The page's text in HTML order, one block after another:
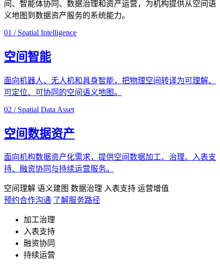
间、智能体协同、数据治理和资产运营，为机构提供从空间语
义地图到数据资产服务的系统能力。
01 / Spatial Intelligence
空间智能
面向机器人、无人机和具身智能，把物理空间转译为可理解、
可定位、可协同的空间语义地图。
02 / Spatial Data Asset
空间数据资产
面向机构数据资产化需求，提供空间数据加工、治理、入表支
持、融资协同与持续运营服务。
空间理解 语义建图 数据治理 入表支持 运营增值
预约合作沟通 了解服务路径
加工治理
入表支持
融资协同
持续运营